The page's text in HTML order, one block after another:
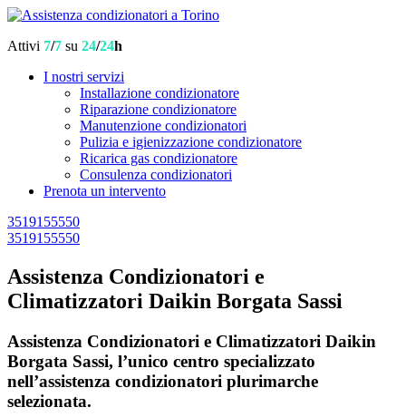
Attivi 7/7 su 24/24h
I nostri servizi
Installazione condizionatore
Riparazione condizionatore
Manutenzione condizionatori
Pulizia e igienizzazione condizionatore
Ricarica gas condizionatore
Consulenza condizionatori
Prenota un intervento
3519155550
3519155550
Assistenza Condizionatori e
Climatizzatori Daikin Borgata Sassi
Assistenza Condizionatori e Climatizzatori Daikin
Borgata Sassi, l’unico centro specializzato
nell’assistenza condizionatori plurimarche
selezionata.